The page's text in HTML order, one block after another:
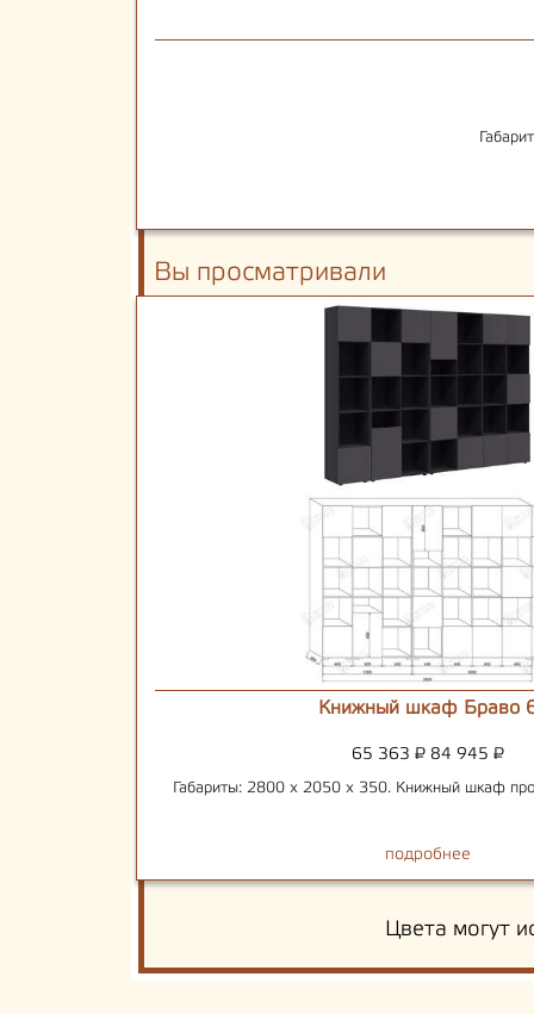
Вы просматривали
Книжный шкаф Браво
65 363 ₽ 84 945 ₽
Габариты: 2800 х 2050 х 350. Книжный шкаф
подробнее
Цвета могут